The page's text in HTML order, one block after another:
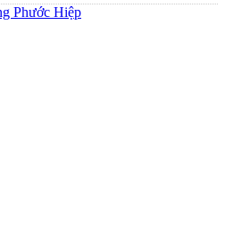
Phước Hiệp